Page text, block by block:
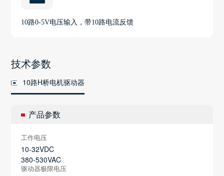
10路0-5V电压输入，带10路电流反馈
技术参数
10路H桥电机驱动器
产品参数
工作电压
10-32VDC
380-530VAC
驱动器极限电压